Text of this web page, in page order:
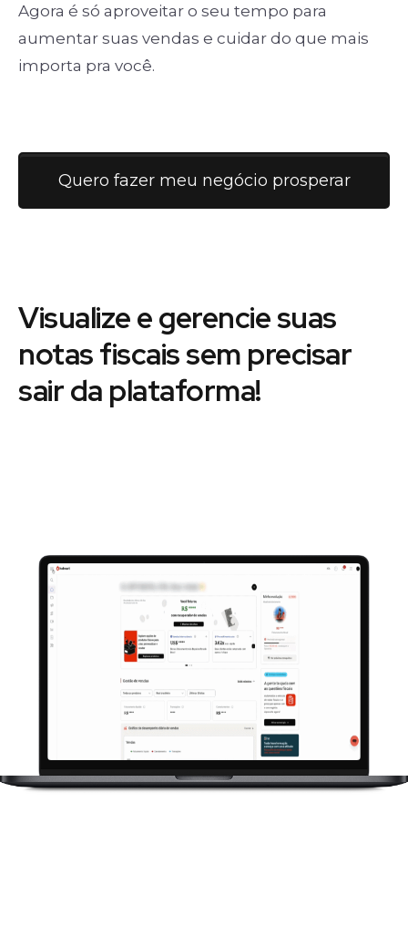
Agora é só aproveitar o seu tempo para
aumentar suas vendas e cuidar do que mais
importa pra você.
Quero fazer meu negócio prosperar
Visualize e gerencie suas
notas fiscais sem precisar
sair da plataforma!